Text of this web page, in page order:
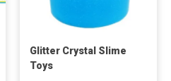
Glitter Crystal Slime
Toys